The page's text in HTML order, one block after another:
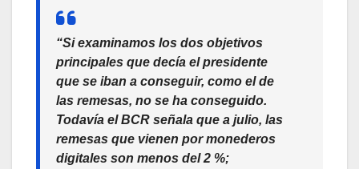
“Si examinamos los dos objetivos
principales que decía el presidente
que se iban a conseguir, como el de
las remesas, no se ha conseguido.
Todavía el BCR señala que a julio, las
remesas que vienen por monederos
digitales son menos del 2 %;